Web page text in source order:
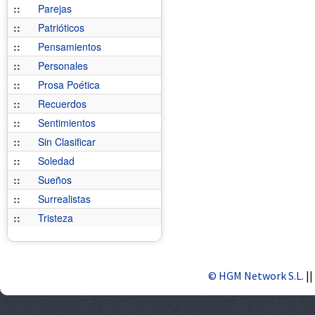
::
Parejas
::
Patrióticos
::
Pensamientos
::
Personales
::
Prosa Poética
::
Recuerdos
::
Sentimientos
::
Sin Clasificar
::
Soledad
::
Sueños
::
Surrealistas
::
Tristeza
© HGM Network S.L. ||